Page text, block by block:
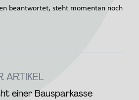
beantwortet, steht momentan noch
ARTIKEL
einer Bausparkasse